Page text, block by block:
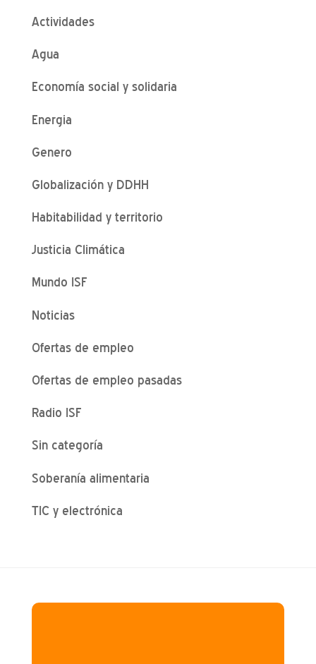
Actividades
Agua
Economía social y solidaria
Energia
Genero
Globalización y DDHH
Habitabilidad y territorio
Justicia Climática
Mundo ISF
Noticias
Ofertas de empleo
Ofertas de empleo pasadas
Radio ISF
Sin categoría
Soberanía alimentaria
TIC y electrónica